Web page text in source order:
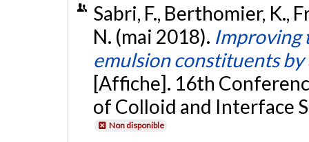
Sabri, F., Berthomier, K.,
N. (mai 2018). Improving
emulsion constituents
[Affiche]. 16th
of Colloid and Interface
Non disponible